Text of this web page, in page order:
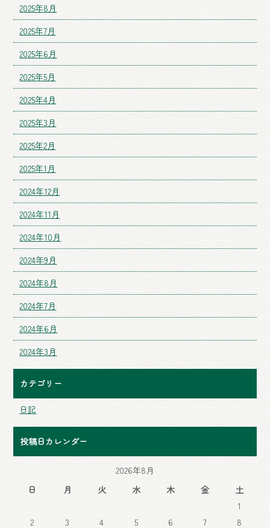
2025年8月
2025年7月
2025年6月
2025年5月
2025年4月
2025年3月
2025年2月
2025年1月
2024年12月
2024年11月
2024年10月
2024年9月
2024年8月
2024年7月
2024年6月
2024年3月
カテゴリー
日記
投稿日カレンダー
2026年8月
日
月 火 水 木 金
土
1
2
3 4 5 6 7 8